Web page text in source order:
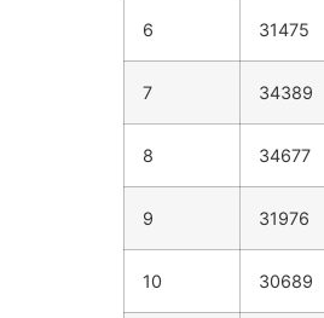
6 31475
7 34389
8 34677
9 31976
10 30689